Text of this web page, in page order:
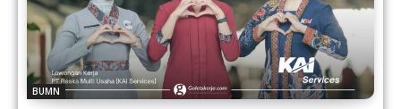
BUMN